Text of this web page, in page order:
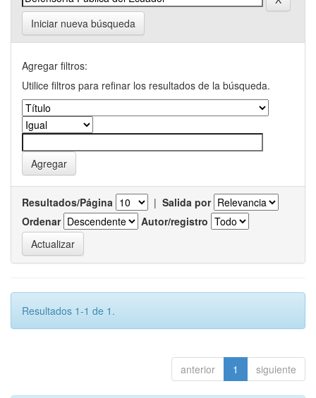
Iniciar nueva búsqueda
Agregar filtros:
Utilice filtros para refinar los resultados de la búsqueda.
Resultados/Página | Salida por
Ordenar
Autor/registro
Resultados 1-1 de 1.
anterior 1 siguiente